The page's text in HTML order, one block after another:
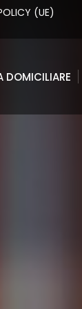
(UE)
DOMICILIARE